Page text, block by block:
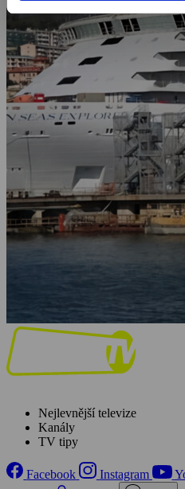
Gianpiera Laviniho je to náročný
šroub může vyvolat jev nazývaný
bubliny vodní páry za lopatkami
rázové vlny směrem k trupu a ty
vibrací. Lavini navrhl použít dva
Jejich ulití bylo náročné. Tímto
firma. Na každý z nich je použito
se roztavený bronz nalije do
Potom brusiči obrousí tuny
Jako u každé osobní lodi je
největších rizik je požár. Po
požár na palubě trajektu
lidí, úřady zavedly přísnější
standard zavedený roku 2010,
tedy Bezpečný návrat do přístavu.
kompartmenty, což jsou
automaticky se zavřou protipožární
měl pla
Nejlevnější televize
Kanály
TV tipy
Facebook Instagram